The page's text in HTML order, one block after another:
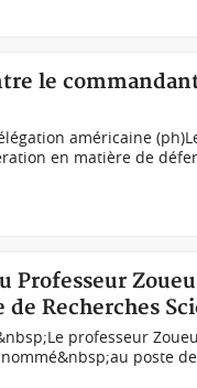
le
américaine
en matière de
Recherches
professeur
poste